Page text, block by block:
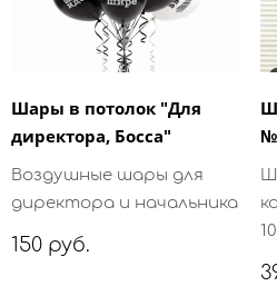
Шары в потолок "Для
директора, Босса"
Воздушные шары для
директора и начальника
150 руб.